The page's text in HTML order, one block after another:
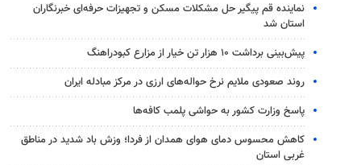
نماینده قم پیگیر حل مشکلات مسکن و تجهیزات حرفه‌ای خبرنگاران
استان شد
پیش‌بینی برداشت ۱۰ هزار تن خیار از مزارع کبودراهنگ
روند صعودی ملایم نرخ حواله‌های ارزی در مرکز مبادله ایران
پاسخ وزارت کشور به حواشی پلمب کافه‌ها
کاهش محسوس دمای هوای همدان از فردا؛ وزش باد شدید در مناطق
غربی استان